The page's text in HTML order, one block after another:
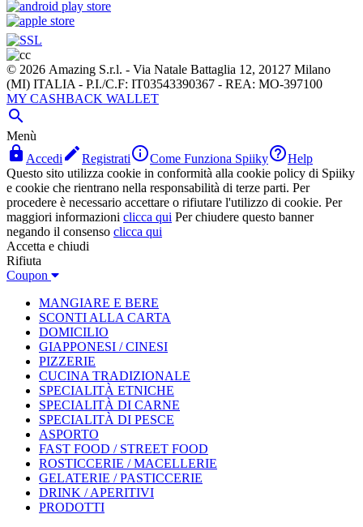
© 2026 Amazing S.r.l. - Via Natale Battaglia 12, 20127 Milano
(MI) ITALIA - P.I./C.F: IT03543390367 - REA: MO-397100
MY CASHBACK WALLET

Menù
 AccediRegistratiCome Funziona SpiikyHelp
Questo sito utilizza cookie in conformità alla cookie policy di Spiiky
e cookie che rientrano nella responsabilità di terze parti. Per
procedere è necessario accettare o rifiutare l'utilizzo di cookie. Per
maggiori informazioni clicca qui Per chiudere questo banner
negando il consenso clicca qui
Accetta e chiudi
Rifiuta
Coupon
MANGIARE E BERE
SCONTI ALLA CARTA
DOMICILIO
GIAPPONESI / CINESI
PIZZERIE
CUCINA TRADIZIONALE
SPECIALITÀ ETNICHE
SPECIALITÀ DI CARNE
SPECIALITÀ DI PESCE
ASPORTO
FAST FOOD / STREET FOOD
ROSTICCERIE / MACELLERIE
GELATERIE / PASTICCERIE
DRINK / APERITIVI
PRODOTTI